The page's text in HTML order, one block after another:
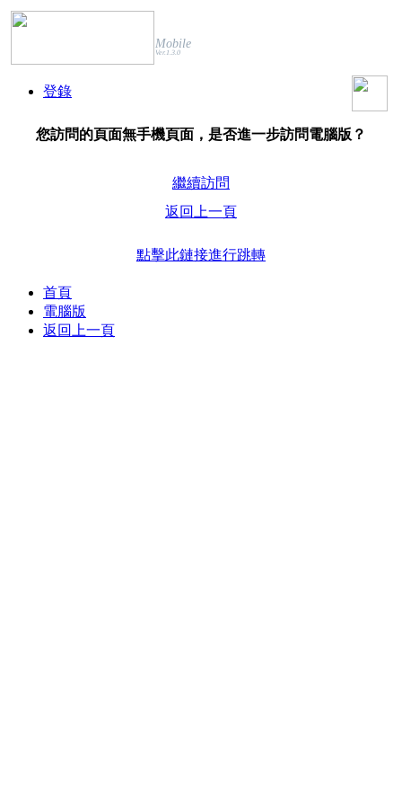
Mobile
Ver.1.3.0
登錄
您訪問的頁面無手機頁面，是否進一步訪問電腦版？
繼續訪問
返回上一頁
點擊此鏈接進行跳轉
首頁
電腦版
返回上一頁